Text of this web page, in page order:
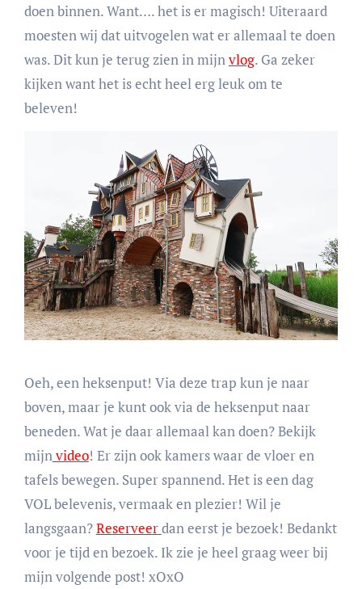
doen binnen. Want…. het is er magisch! Uiteraard
moesten wij dat uitvogelen wat er allemaal te doen
was. Dit kun je terug zien in mijnvlog. Ga zeker
kijken want het is echt heel erg leuk om te
beleven!
Oeh, een heksenput! Via deze trap kun je naar
boven, maar je kunt ook via de heksenput naar
beneden. Wat je daar allemaal kan doen? Bekijk
mijnvideo! Er zijn ook kamers waar de vloer en
tafels bewegen. Super spannend. Het is een dag
VOL belevenis, vermaak en plezier! Wil je
langsgaan?Reserveerdan eerst je bezoek! Bedankt
voor je tijd en bezoek. Ik zie je heel graag weer bij
mijn volgende post! xOxO